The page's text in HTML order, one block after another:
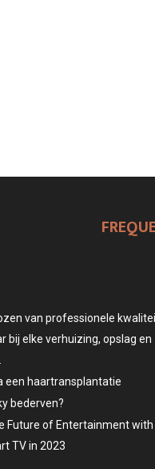
van professionele
bij elke verhuizing, opslag en
een haartransplantatie
bederven?
Future of Entertainment with
TV in 2023